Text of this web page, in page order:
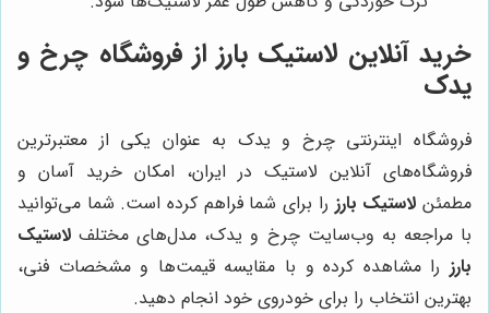
خرید آنلاین لاستیک بارز از فروشگاه چرخ و
یدک
فروشگاه اینترنتی چرخ و یدک به عنوان یکی از معتبرترین
فروشگاه‌های آنلاین لاستیک در ایران، امکان خرید آسان و
مطمئن لاستیک بارز را برای شما فراهم کرده است. شما می‌توانید
با مراجعه به وب‌سایت چرخ و یدک، مدل‌های مختلف لاستیک
بارز را مشاهده کرده و با مقایسه قیمت‌ها و مشخصات فنی،
بهترین انتخاب را برای خودروی خود انجام دهید.